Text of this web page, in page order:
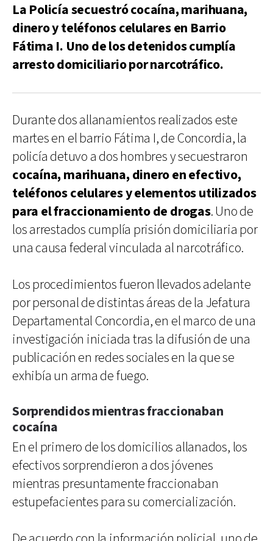
La Policía secuestró cocaína, marihuana,
dinero y teléfonos celulares en Barrio
Fátima I. Uno de los detenidos cumplía
arresto domiciliario por narcotráfico.
Durante dos allanamientos realizados este
martes en el barrio Fátima I, de Concordia, la
policía detuvo a dos hombres y secuestraron
cocaína, marihuana, dinero en efectivo,
teléfonos celulares y elementos utilizados
para el fraccionamiento de drogas. Uno de
los arrestados cumplía prisión domiciliaria por
una causa federal vinculada al narcotráfico.
Los procedimientos fueron llevados adelante
por personal de distintas áreas de la Jefatura
Departamental Concordia, en el marco de una
investigación iniciada tras la difusión de una
publicación en redes sociales en la que se
exhibía un arma de fuego.
Sorprendidos mientras fraccionaban
cocaína
En el primero de los domicilios allanados, los
efectivos sorprendieron a dos jóvenes
mientras presuntamente fraccionaban
estupefacientes para su comercialización.